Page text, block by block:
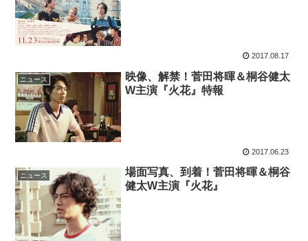
2017.08.17
ニュース
映像、解禁！菅田将暉＆桐谷健太
W主演『火花』特報
2017.06.23
ニュース
場面写真、到着！菅田将暉＆桐谷
健太W主演『火花』